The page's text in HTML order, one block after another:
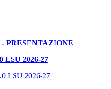
PRESENTAZIONE
LSU 2026-27